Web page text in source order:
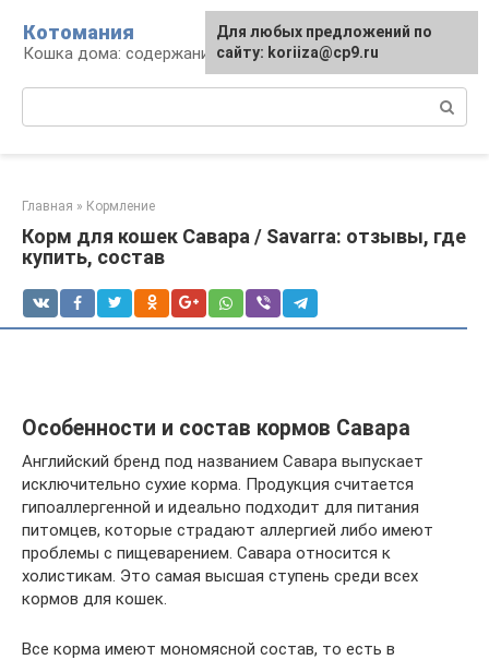
контенту
Котомания
Кошка дома: содержание и уход
Главная » Кормление
Корм для кошек Савара / Savarra: отзывы, где
купить, состав
Особенности и состав кормов Савара
Английский бренд под названием Савара выпускает
исключительно сухие корма. Продукция считается
гипоаллергенной и идеально подходит для питания
питомцев, которые страдают аллергией либо имеют
проблемы с пищеварением. Савара относится к
холистикам. Это самая высшая ступень среди всех
кормов для кошек.
Все корма имеют мономясной состав, то есть в
Для любых предложений по
сайту: koriiza@cp9.ru